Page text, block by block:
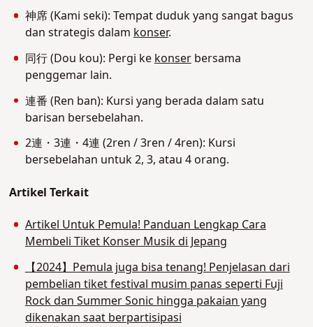
神席 (Kami seki): Tempat duduk yang sangat bagus
dan strategis dalamkonser.
同行 (Dou kou): Pergi kekonserbersama
penggemar lain.
連番 (Ren ban): Kursi yang berada dalam satu
barisan bersebelahan.
2連・3連・4連 (2ren / 3ren / 4ren): Kursi
bersebelahan untuk 2, 3, atau 4 orang.
Artikel Terkait
Artikel Untuk Pemula! Panduan Lengkap Cara
Membeli Tiket Konser Musik di Jepang
【2024】Pemula juga bisa tenang! Penjelasan dari
pembelian tiket festival musim panas seperti Fuji
Rock dan Summer Sonic hingga pakaian yang
dikenakan saat berpartisipasi